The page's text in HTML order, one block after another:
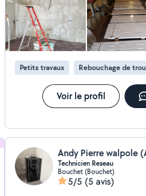
Petits travaux Rebouchage de trou
Voir le profil
Technicien Reseau
Bouchet (Bouchet)
5/5 (5 avis)